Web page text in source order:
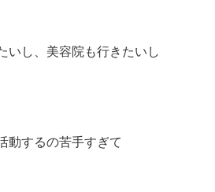
いし、美容院も行きたいし
動するの苦手すぎて